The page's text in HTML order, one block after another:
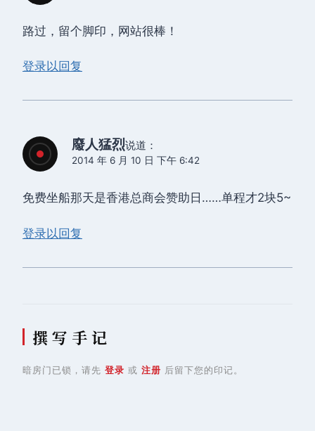
路过，留个脚印，网站很棒！
登录以回复
廢人猛烈说道：
2014 年 6 月 10 日 下午 6:42
免费坐船那天是香港总商会赞助日……单程才2块5~
登录以回复
撰 写 手 记
暗房门已锁，请先 登录 或 注册 后留下您的印记。